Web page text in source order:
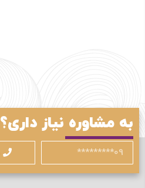
به مشاوره نیاز داری؟
ورود / ثبت نام
با شماره موبایل